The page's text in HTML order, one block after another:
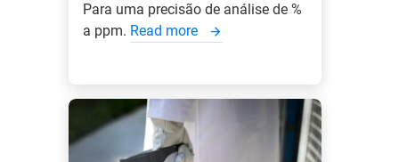
Para uma precisão de análise de %
a ppm. Read more